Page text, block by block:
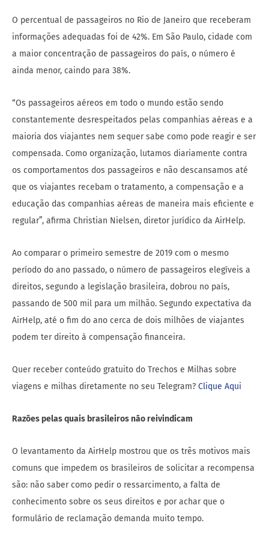
O percentual de passageiros no Rio de Janeiro que receberam
informações adequadas foi de 42%. Em São Paulo, cidade com
a maior concentração de passageiros do país, o número é
ainda menor, caindo para 38%.
“Os passageiros aéreos em todo o mundo estão sendo
constantemente desrespeitados pelas companhias aéreas e a
maioria dos viajantes nem sequer sabe como pode reagir e ser
compensada. Como organização, lutamos diariamente contra
os comportamentos dos passageiros e não descansamos até
que os viajantes recebam o tratamento, a compensação e a
educação das companhias aéreas de maneira mais eficiente e
regular”, afirma Christian Nielsen, diretor jurídico da AirHelp.
Ao comparar o primeiro semestre de 2019 com o mesmo
período do ano passado, o número de passageiros elegíveis a
direitos, segundo a legislação brasileira, dobrou no país,
passando de 500 mil para um milhão. Segundo expectativa da
AirHelp, até o fim do ano cerca de dois milhões de viajantes
podem ter direito à compensação financeira.
Quer receber conteúdo gratuito do Trechos e Milhas sobre
viagens e milhas diretamente no seu Telegram? Clique Aqui
Razões pelas quais brasileiros não reivindicam
O levantamento da AirHelp mostrou que os três motivos mais
comuns que impedem os brasileiros de solicitar a recompensa
são: não saber como pedir o ressarcimento, a falta de
conhecimento sobre os seus direitos e por achar que o
formulário de reclamação demanda muito tempo.